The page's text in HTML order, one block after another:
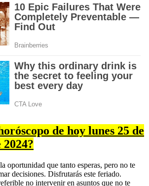
de hoy lunes 25 de
oportunidad que tanto esperas, pero no te
decisiones. Disfrutarás este feriado.
no intervenir en asuntos que no te